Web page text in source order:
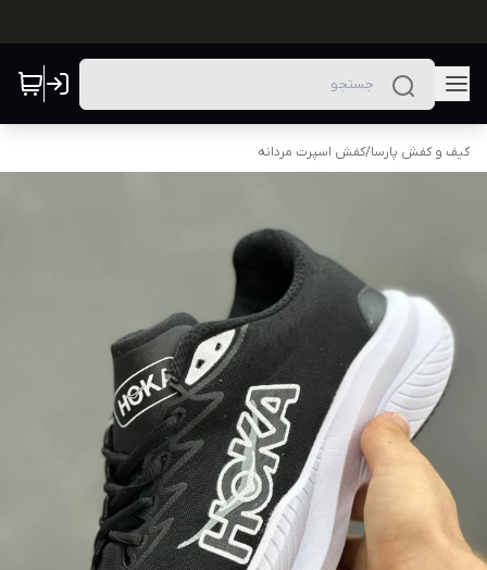
کیف و کفش پارسا/کفش اسپرت مردانه